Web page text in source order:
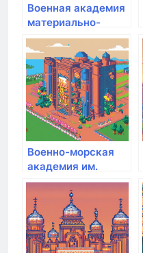
Военная академия
материально-
технического
обеспечения
Военно-морская
академия им.
адмирала флота
Советского Союза
Н.Г. Кузнецова